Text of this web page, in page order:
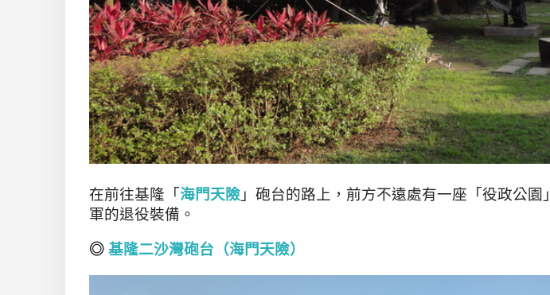
在前往基隆 「 海門天險」砲台的路上 ， 前方不遠處有一座「役政公園」
軍的退役裝備 。
◎ 基隆二沙灣砲台（海門天險）